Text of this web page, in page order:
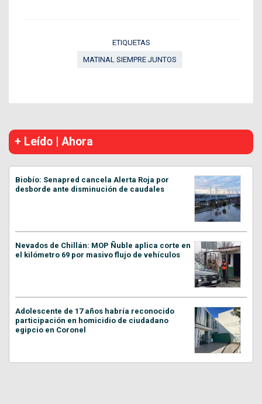
ETIQUETAS
MATINAL SIEMPRE JUNTOS
+ Leído | Ahora
Biobío: Senapred cancela Alerta Roja por
desborde ante disminución de caudales
Nevados de Chillán: MOP Ñuble aplica corte en
el kilómetro 69 por masivo flujo de vehículos
Adolescente de 17 años habría reconocido
participación en homicidio de ciudadano
egipcio en Coronel